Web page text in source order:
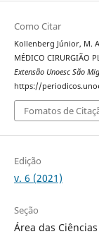
Como Citar
Kollenberg Júnior, M.
MÉDICO CIRURGIÃO
Extensão Unoesc São
https://
Fomatos de
Edição
v. 6 (2021)
Seção
Área das